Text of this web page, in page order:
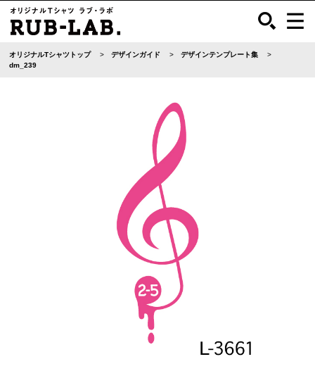
オリジナルTシャツトップ デザインガイド
デザインテンプレート集
dm_239